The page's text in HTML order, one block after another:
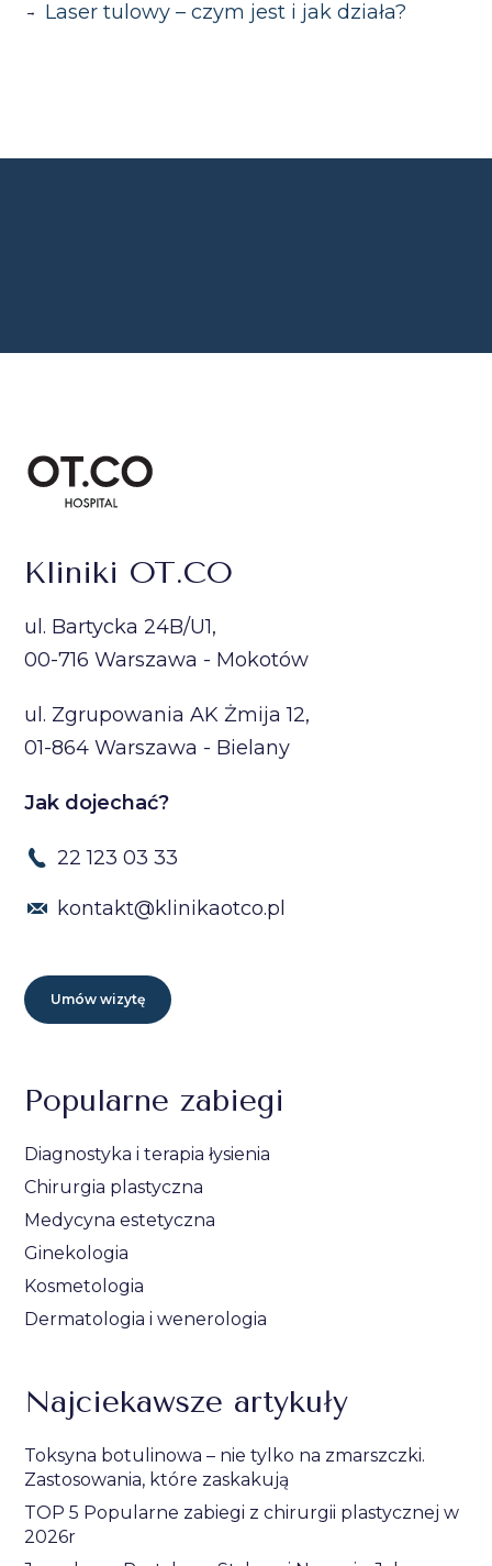
Laser tulowy – czym jest i jak działa?
Kliniki OT.CO
ul. Bartycka 24B/U1,
00-716 Warszawa - Mokotów
ul. Zgrupowania AK Żmija 12,
01-864 Warszawa - Bielany
Jak dojechać?
22 123 03 33
kontakt@klinikaotco.pl
Umów wizytę
Popularne zabiegi
Diagnostyka i terapia łysienia
Chirurgia plastyczna
Medycyna estetyczna
Ginekologia
Kosmetologia
Dermatologia i wenerologia
Najciekawsze artykuły
Toksyna botulinowa – nie tylko na zmarszczki.
Zastosowania, które zaskakują
TOP 5 Popularne zabiegi z chirurgii plastycznej w
2026r